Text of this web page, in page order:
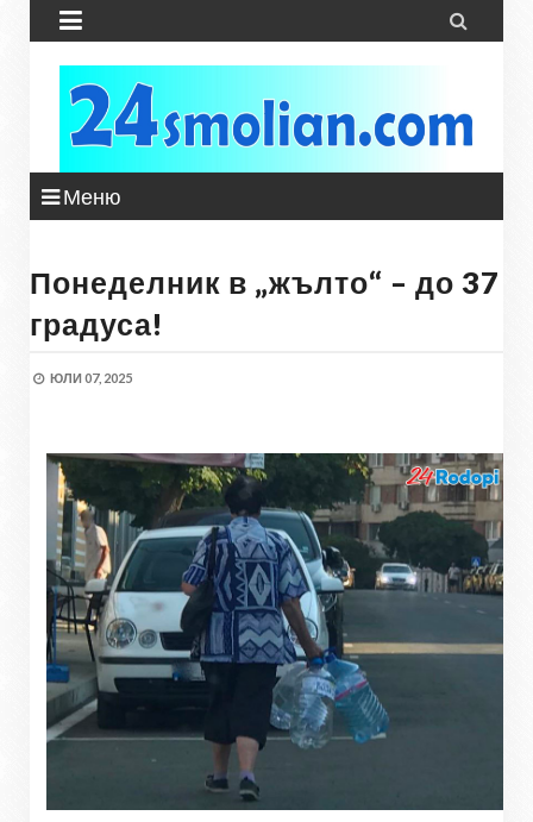
 
Меню
Понеделник в „жълто“ – до 37
градуса!
ЮЛИ 07, 2025